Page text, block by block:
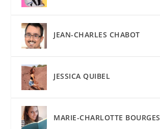
JEAN-CHARLES CHABOT
JESSICA QUIBEL
MARIE-CHARLOTTE BOURGES